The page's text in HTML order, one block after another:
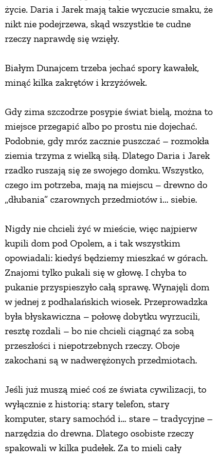
życie. Daria i Jarek mają takie wyczucie smaku, że
nikt nie podejrzewa, skąd wszystkie te cudne
rzeczy naprawdę się wzięły.
Białym Dunajcem trzeba jechać spory kawałek,
minąć kilka zakrętów i krzyżówek.
Gdy zima szczodrze posypie świat bielą, można to
miejsce przegapić albo po prostu nie dojechać.
Podobnie, gdy mróz zacznie puszczać – rozmokła
ziemia trzyma z wielką siłą. Dlatego Daria i Jarek
rzadko ruszają się ze swojego domku. Wszystko,
czego im potrzeba, mają na miejscu – drewno do
„dłubania” czarownych przedmiotów i... siebie.
Nigdy nie chcieli żyć w mieście, więc najpierw
kupili dom pod Opolem, a i tak wszystkim
opowiadali: kiedyś będziemy mieszkać w górach.
Znajomi tylko pukali się w głowę. I chyba to
pukanie przyspieszyło całą sprawę. Wynajęli dom
w jednej z podhalańskich wiosek. Przeprowadzka
była błyskawiczna – połowę dobytku wyrzucili,
resztę rozdali – bo nie chcieli ciągnąć za sobą
przeszłości i niepotrzebnych rzeczy. Oboje
zakochani są w nadwerężonych przedmiotach.
Jeśli już muszą mieć coś ze świata cywilizacji, to
wyłącznie z historią: stary telefon, stary
komputer, stary samochód i… stare – tradycyjne –
narzędzia do drewna. Dlatego osobiste rzeczy
spakowali w kilka pudełek. Za to mieli cały
ZWYCZAJE
ZRÓB TO SAM
PRZEPISY
PRZYSTAWKI
ZUPY
DANIA GŁÓWNE
DODATKI
PRZETWORY
INNE